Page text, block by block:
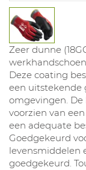
Zeer dunne
Deze coating
een uitstekende
omgevingen. De
voorzien van
een adequate
Goedgekeurd
levensmiddelen
goedgekeurd.